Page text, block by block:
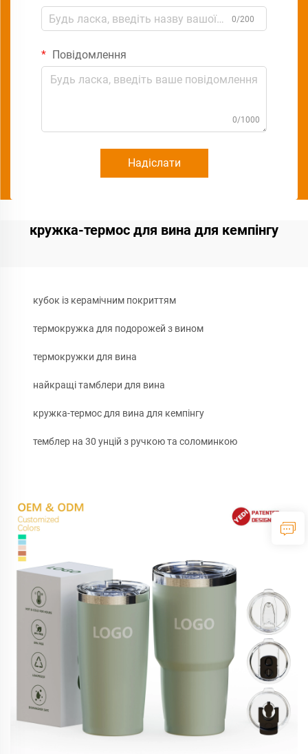
0/200
Повідомлення
0/1000
Надіслати
кружка-термос для вина для кемпінгу
кубок із керамічним покриттям
термокружка для подорожей з вином
термокружки для вина
найкращі тамблери для вина
кружка-термос для вина для кемпінгу
темблер на 30 унцій з ручкою та соломинкою